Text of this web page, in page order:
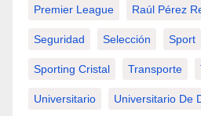
Premier League Raúl Pérez
Seguridad Selección Sport
Sporting Cristal Transporte
Universitario Universitario De